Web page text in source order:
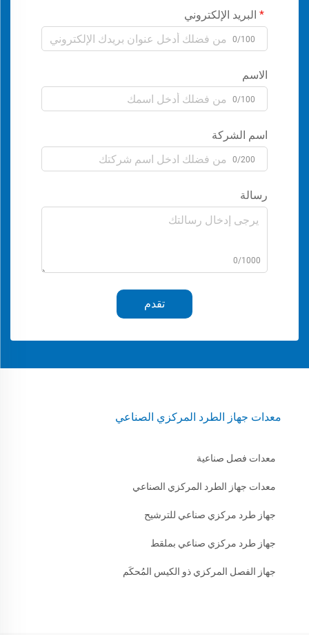
البريد الإلكتروني
0/100
الاسم
0/100
اسم الشركة
0/200
رسالة
0/1000
تقدم
معدات جهاز الطرد المركزي الصناعي
معدات فصل صناعية
معدات جهاز الطرد المركزي الصناعي
جهاز طرد مركزي صناعي للترشيح
جهاز طرد مركزي صناعي بملقط
جهاز الفصل المركزي ذو الكيس المُحكَم